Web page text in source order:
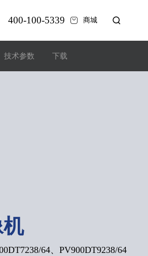
400-100-5339 商城
技术参数 下载
64、PV900DT9238/64